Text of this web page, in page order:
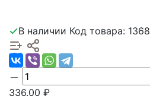
В наличии Код товара: 1368
336.00 ₽